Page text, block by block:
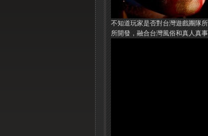
不知道玩家是否對台灣遊戲團隊
所開發，融合台灣風俗和真人真